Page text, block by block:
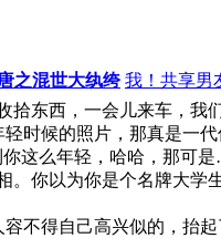
之混世大纨绔 我！共享男
东西，一会儿来车，我
候的照片，那真是一
你这么年轻，哈哈，那可
你以为你是个名牌大
得自己高兴似的，抬